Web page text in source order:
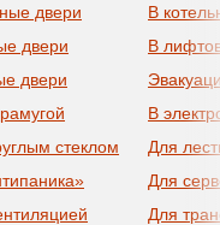
двери
двери
двери
стеклом
В
В
В
Для
Для
Для